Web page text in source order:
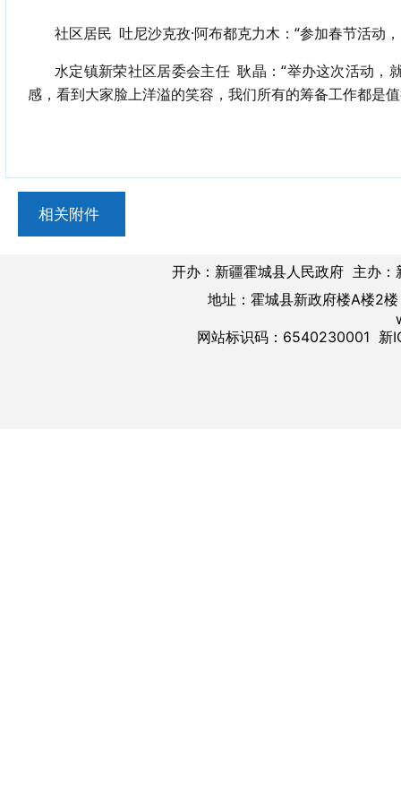
社区居民 吐尼沙克孜·阿布都克力木：“参加春节活动
水定镇新荣社区居委会主任 耿晶：“举办这次活动，
感，看到大家脸上洋溢的笑容，我们所有的筹备工作都是
相关附件
开办：新疆霍城县人民政府 主办
地址：霍城县新政府楼A楼
网站标识码：6540230001 新